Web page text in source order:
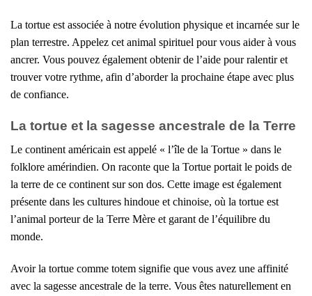
La tortue est associée à notre évolution physique et incarnée sur le
plan terrestre. Appelez cet animal spirituel pour vous aider à vous
ancrer. Vous pouvez également obtenir de l’aide pour ralentir et
trouver votre rythme, afin d’aborder la prochaine étape avec plus
de confiance.
La tortue et la sagesse ancestrale de la Terre
Le continent américain est appelé « l’île de la Tortue » dans le
folklore amérindien. On raconte que la Tortue portait le poids de
la terre de ce continent sur son dos. Cette image est également
présente dans les cultures hindoue et chinoise, où la tortue est
l’animal porteur de la Terre Mère et garant de l’équilibre du
monde.
Avoir la tortue comme totem signifie que vous avez une affinité
avec la sagesse ancestrale de la terre. Vous êtes naturellement en